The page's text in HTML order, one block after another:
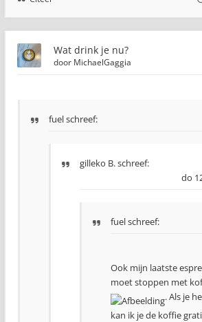
Wat drink je nu?
door MichaelGaggia
fuel schreef:
gilleko B.schreef:
do
fuel schreef:
Ook mijn laatste
moet stoppen met
. Als je
kan ik je de koffie